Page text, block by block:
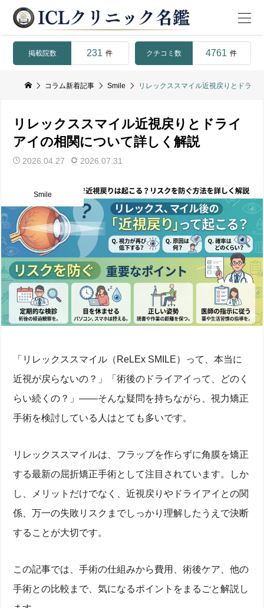
掲載院数 231 件 クチコミ数 4761 件
コラム新着記事 Smile リレックススマイル近視戻りとドライ
リレックススマイル近視戻りとドライ
アイの相関について詳しく解説
2026.04.27 2026.07.31
Smile
「リレックススマイル（ReLEx SMILE）って、本当に
近視が戻らないの？」「術後のドライアイって、どのく
らい続くの？」——そんな疑問を持ちながら、視力矯正
手術を検討している人はとても多いです。
リレックススマイルは、フラップを作らずに角膜を矯正
する最新の屈折矯正手術として注目されています。しか
し、メリットだけでなく、近視戻りやドライアイとの関
係、万一の失敗リスクまでしっかり理解したうえで決断
することが大切です。
この記事では、手術の仕組みから費用、術後ケア、他の
手術との比較まで、気になるポイントをまるごと解説し